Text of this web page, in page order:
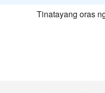
Tinatayang oras